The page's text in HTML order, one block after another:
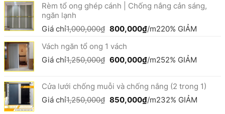
là:
tại
1,650,000₫.
Rèm tổ ong ghép cánh | Chống nắng cản sáng,
ngăn lạnh
Giá chỉ1,000,000₫ Giá
là:
1,000,000₫.
800,000₫Giá
là:
800,000₫.
/m220% GIẢM
Vách ngăn tổ ong 1 vách
Giá chỉ1,250,000₫ Giá
1,250,000₫.
600,000₫Giá
là:
600,000₫.
/m252% GIẢM
Cửa lưới chống muỗi và chống nắng (2 trong 1)
Giá chỉ1,250,000₫ Giá
850,000₫Giá
/m232% GIẢM